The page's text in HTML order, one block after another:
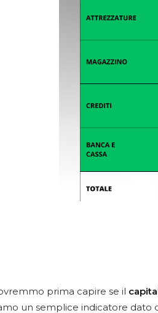
prima capire se il
un semplice indicatore dato